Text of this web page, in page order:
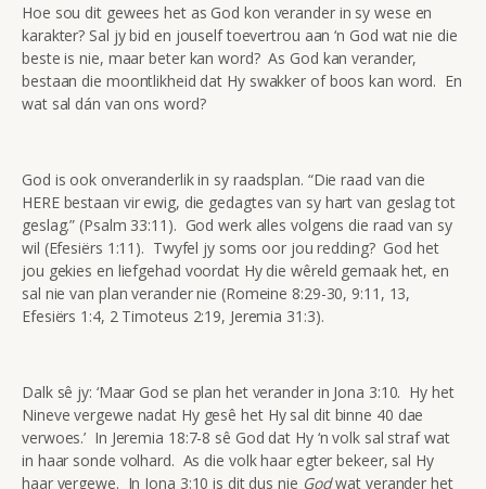
Hoe sou dit gewees het as God kon verander in sy wese en
karakter? Sal jy bid en jouself toevertrou aan ‘n God wat nie die
beste is nie, maar beter kan word? As God kan verander,
bestaan die moontlikheid dat Hy swakker of boos kan word. En
wat sal dán van ons word?
God is ook onveranderlik in sy raadsplan. “Die raad van die
HERE bestaan vir ewig, die gedagtes van sy hart van geslag tot
geslag.” (Psalm 33:11). God werk alles volgens die raad van sy
wil (Efesiërs 1:11). Twyfel jy soms oor jou redding? God het
jou gekies en liefgehad voordat Hy die wêreld gemaak het, en
sal nie van plan verander nie (Romeine 8:29-30, 9:11, 13,
Efesiërs 1:4, 2 Timoteus 2:19, Jeremia 31:3).
Dalk sê jy: ‘Maar God se plan het verander in Jona 3:10. Hy het
Nineve vergewe nadat Hy gesê het Hy sal dit binne 40 dae
verwoes.’ In Jeremia 18:7-8 sê God dat Hy ‘n volk sal straf wat
in haar sonde volhard. As die volk haar egter bekeer, sal Hy
haar vergewe. In Jona 3:10 is dit dus nie Godwat verander het